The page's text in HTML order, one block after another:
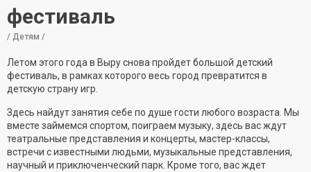
фестиваль
/ Детям /
Летом этого года в Выру снова пройдет большой детский
фестиваль, в рамках которого весь город превратится в
детскую страну игр.
Здесь найдут занятия себе по душе гости любого возраста. Мы
вместе займемся спортом, поиграем музыку, здесь вас ждут
театральные представления и концерты, мастер-классы,
встречи с известными людьми, музыкальные представления,
научный и приключенческий парк. Кроме того, вас ждет